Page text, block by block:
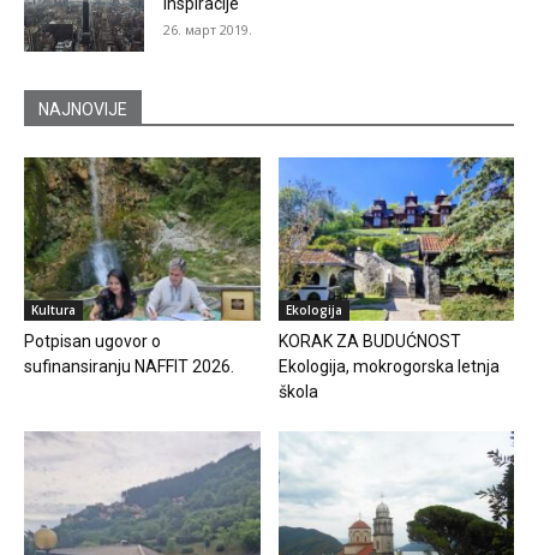
inspiracije
26. март 2019.
NAJNOVIJE
Kultura
Potpisan ugovor o
sufinansiranju NAFFIT 2026.
Ekologija
KORAK ZA BUDUĆNOST
Ekologija, mokrogorska letnja
škola